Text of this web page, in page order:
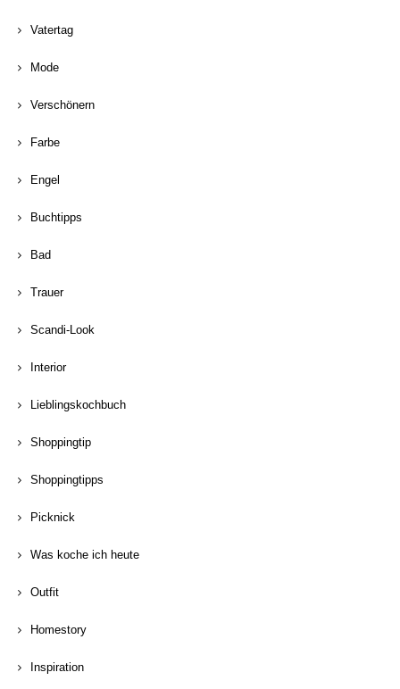
Vatertag
Mode
Verschönern
Farbe
Engel
Buchtipps
Bad
Trauer
Scandi-Look
Interior
Lieblingskochbuch
Shoppingtip
Shoppingtipps
Picknick
Was koche ich heute
Outfit
Homestory
Inspiration